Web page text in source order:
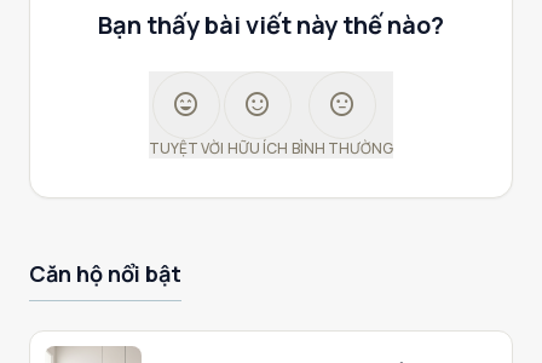
Bạn thấy bài viết này thế nào?
sentiment_very_satisfied
TUYỆT VỜI
sentiment_satisfied
HỮU ÍCH
sentiment_neutral
BÌNH THƯỜNG
Căn hộ nổi bật